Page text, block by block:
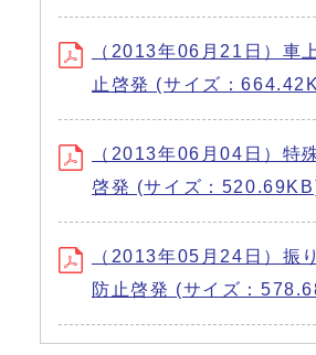
（2013年06月21日）車
止啓発 (サイズ：
（2013年06月04日）特
啓発 (サイズ：
（2013年05月24日）振
防止啓発 (サイズ：